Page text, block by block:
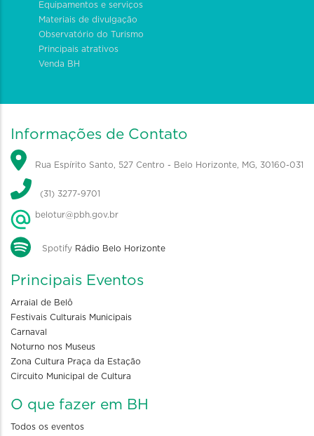
Equipamentos e serviços
Materiais de divulgação
Observatório do Turismo
Principais atrativos
Venda BH
Informações de Contato
Rua Espírito Santo, 527 Centro - Belo Horizonte, MG, 30160-031
(31) 3277-9701
belotur@pbh.gov.br
Spotify Rádio Belo Horizonte
Principais Eventos
Arraial de Belô
Festivais Culturais Municipais
Carnaval
Noturno nos Museus
Zona Cultura Praça da Estação
Circuito Municipal de Cultura
O que fazer em BH
Todos os eventos